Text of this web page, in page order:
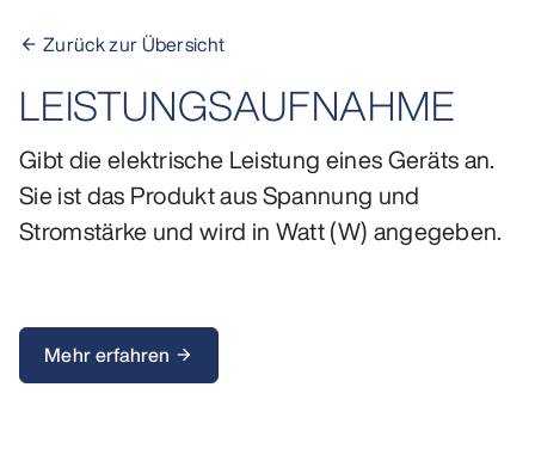
arrow_back Zurück zur Übersicht
LEISTUNGSAUFNAHME
Gibt die elektrische Leistung eines Geräts an.
Sie ist das Produkt aus Spannung und
Stromstärke und wird in Watt (W) angegeben.
Mehr erfahren arrow_forward